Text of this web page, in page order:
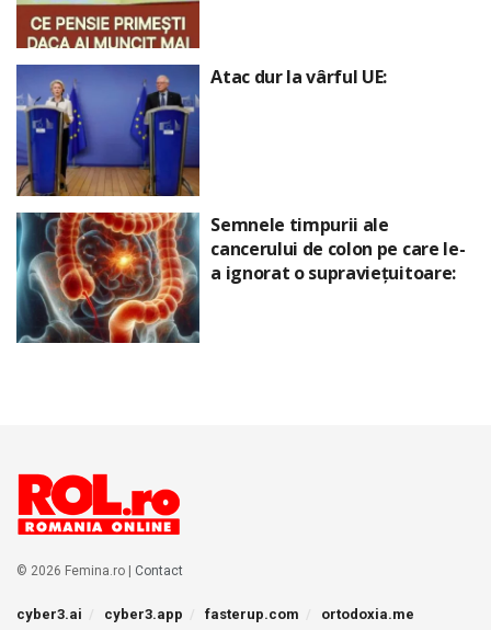
Atac dur la vârful UE:
Semnele timpurii ale
cancerului de colon pe care le-
a ignorat o supraviețuitoare:
© 2026 Femina.ro | Contact
cyber3.ai cyber3.app fasterup.com ortodoxia.me